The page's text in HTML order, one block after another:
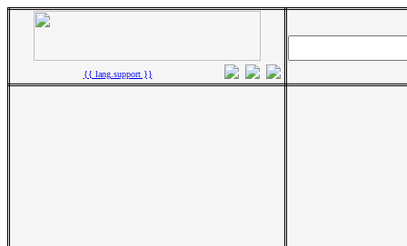
{{ lang.support }}